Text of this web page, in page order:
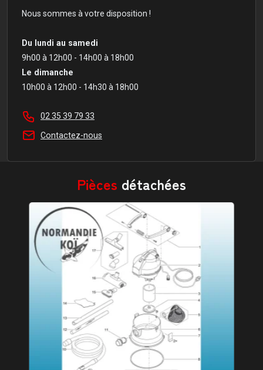
Nous sommes à votre disposition !
Du lundi au samedi
9h00 à 12h00 - 14h00 à 18h00
Le dimanche
10h00 à 12h00 - 14h30 à 18h00
02 35 39 79 33
Contactez-nous
Pièces détachées